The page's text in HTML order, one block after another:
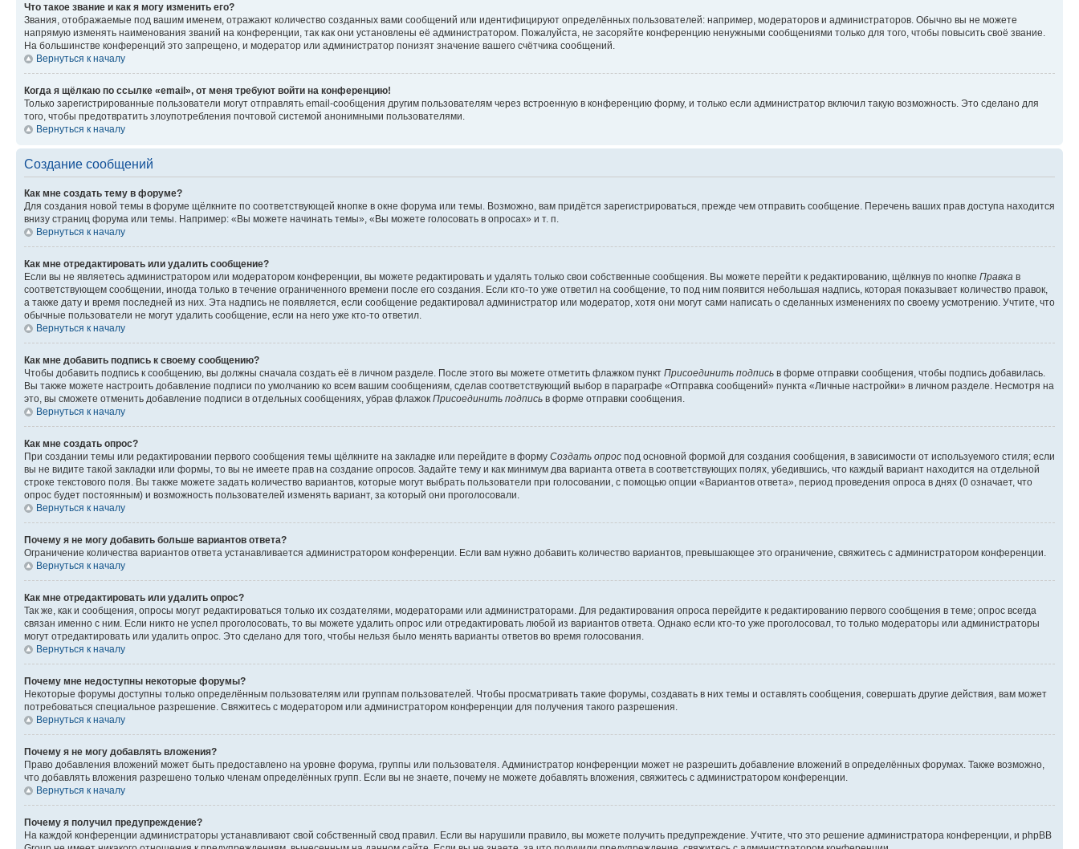
Что такое звание и как я могу изменить его?
Звания, отображаемые под вашим именем, отражают количество созданных вами сообщений или идентифицируют определённых пользователей: например, модераторов и администраторов. Обычно вы не можете
напрямую изменять наименования званий на конференции, так как они установлены её администратором. Пожалуйста, не засоряйте конференцию ненужными сообщениями только для того, чтобы повысить своё звание.
На большинстве конференций это запрещено, и модератор или администратор понизят значение вашего счётчика сообщений.
Вернуться к началу
Когда я щёлкаю по ссылке «email», от меня требуют войти на конференцию!
Только зарегистрированные пользователи могут отправлять email-сообщения другим пользователям через встроенную в конференцию форму, и только если администратор включил такую возможность. Это сделано для
того, чтобы предотвратить злоупотребления почтовой системой анонимными пользователями.
Вернуться к началу
Создание сообщений
Как мне создать тему в форуме?
Для создания новой темы в форуме щёлкните по соответствующей кнопке в окне форума или темы. Возможно, вам придётся зарегистрироваться, прежде чем отправить сообщение. Перечень ваших прав доступа находится
внизу страниц форума или темы. Например: «Вы можете начинать темы», «Вы можете голосовать в опросах» и т. п.
Вернуться к началу
Как мне отредактировать или удалить сообщение?
Если вы не являетесь администратором или модератором конференции, вы можете редактировать и удалять только свои собственные сообщения. Вы можете перейти к редактированию, щёлкнув по кнопке Правка в
соответствующем сообщении, иногда только в течение ограниченного времени после его создания. Если кто-то уже ответил на сообщение, то под ним появится небольшая надпись, которая показывает количество правок,
а также дату и время последней из них. Эта надпись не появляется, если сообщение редактировал администратор или модератор, хотя они могут сами написать о сделанных изменениях по своему усмотрению. Учтите, что
обычные пользователи не могут удалить сообщение, если на него уже кто-то ответил.
Вернуться к началу
Как мне добавить подпись к своему сообщению?
Чтобы добавить подпись к сообщению, вы должны сначала создать её в личном разделе. После этого вы можете отметить флажком пункт Присоединить подпись в форме отправки сообщения, чтобы подпись добавилась.
Вы также можете настроить добавление подписи по умолчанию ко всем вашим сообщениям, сделав соответствующий выбор в параграфе «Отправка сообщений» пункта «Личные настройки» в личном разделе. Несмотря на
это, вы сможете отменить добавление подписи в отдельных сообщениях, убрав флажок Присоединить подпись в форме отправки сообщения.
Вернуться к началу
Как мне создать опрос?
При создании темы или редактировании первого сообщения темы щёлкните на закладке или перейдите в форму Создать опрос под основной формой для создания сообщения, в зависимости от используемого стиля; если
вы не видите такой закладки или формы, то вы не имеете прав на создание опросов. Задайте тему и как минимум два варианта ответа в соответствующих полях, убедившись, что каждый вариант находится на отдельной
строке текстового поля. Вы также можете задать количество вариантов, которые могут выбрать пользователи при голосовании, с помощью опции «Вариантов ответа», период проведения опроса в днях (0 означает, что
опрос будет постоянным) и возможность пользователей изменять вариант, за который они проголосовали.
Вернуться к началу
Почему я не могу добавить больше вариантов ответа?
Ограничение количества вариантов ответа устанавливается администратором конференции. Если вам нужно добавить количество вариантов, превышающее это ограничение, свяжитесь с администратором конференции.
Вернуться к началу
Как мне отредактировать или удалить опрос?
Так же, как и сообщения, опросы могут редактироваться только их создателями, модераторами или администраторами. Для редактирования опроса перейдите к редактированию первого сообщения в теме; опрос всегда
связан именно с ним. Если никто не успел проголосовать, то вы можете удалить опрос или отредактировать любой из вариантов ответа. Однако если кто-то уже проголосовал, то только модераторы или администраторы
могут отредактировать или удалить опрос. Это сделано для того, чтобы нельзя было менять варианты ответов во время голосования.
Вернуться к началу
Почему мне недоступны некоторые форумы?
Некоторые форумы доступны только определённым пользователям или группам пользователей. Чтобы просматривать такие форумы, создавать в них темы и оставлять сообщения, совершать другие действия, вам может
потребоваться специальное разрешение. Свяжитесь с модератором или администратором конференции для получения такого разрешения.
Вернуться к началу
Почему я не могу добавлять вложения?
Право добавления вложений может быть предоставлено на уровне форума, группы или пользователя. Администратор конференции может не разрешить добавление вложений в определённых форумах. Также возможно,
что добавлять вложения разрешено только членам определённых групп. Если вы не знаете, почему не можете добавлять вложения, свяжитесь с администратором конференции.
Вернуться к началу
Почему я получил предупреждение?
На каждой конференции администраторы устанавливают свой собственный свод правил. Если вы нарушили правило, вы можете получить предупреждение. Учтите, что это решение администратора конференции, и phpBB